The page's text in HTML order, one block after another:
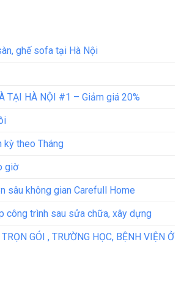
ghế sofa tại Hà Nội
TẠI HÀ NỘI #1 – Giảm giá 20%
kỳ theo Tháng
giờ
sâu không gian Carefull Home
công trình sau sửa chữa, xây dựng
GÓI , TRƯỜNG HỌC, BỆNH VIỆN Ở